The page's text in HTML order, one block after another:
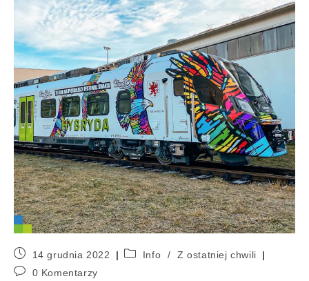
14 grudnia 2022 Info /
Z ostatniej chwili
0 Komentarzy